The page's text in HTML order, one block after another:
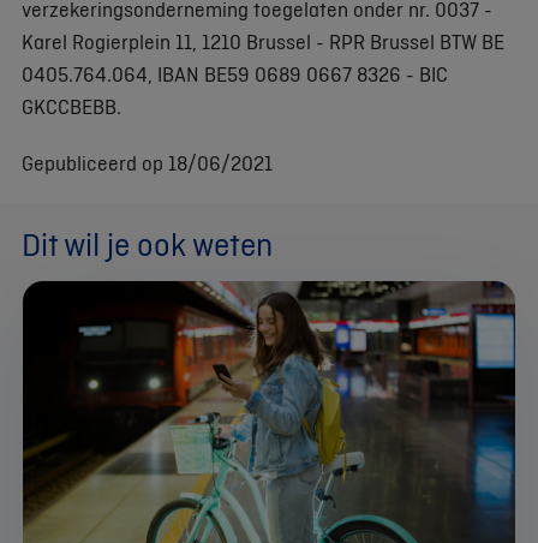
verzekeringsonderneming toegelaten onder nr. 0037 -
Karel Rogierplein 11, 1210 Brussel - RPR Brussel BTW BE
0405.764.064, IBAN BE59 0689 0667 8326 - BIC
GKCCBEBB.
Gepubliceerd op 18/06/2021
Dit wil je ook weten